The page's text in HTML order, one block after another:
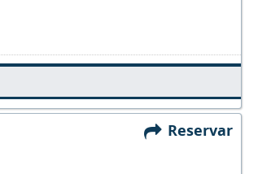
Reservar